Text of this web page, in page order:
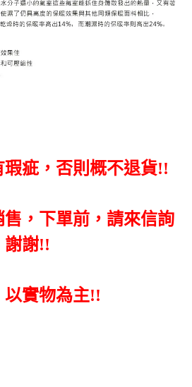
瑕疵，否則概不退貨!!
售 ， 下單前 ， 請來信詢
謝謝!!
實物為主!!